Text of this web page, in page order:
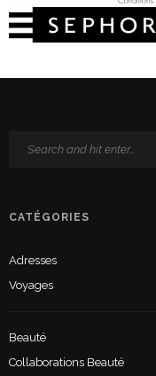
CATÉGORIES
Adresses
Voyages
Beauté
Collaborations Beauté